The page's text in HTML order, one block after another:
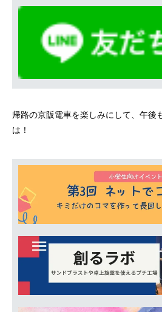
帰路の京阪電車を楽しみにして、午後
は！